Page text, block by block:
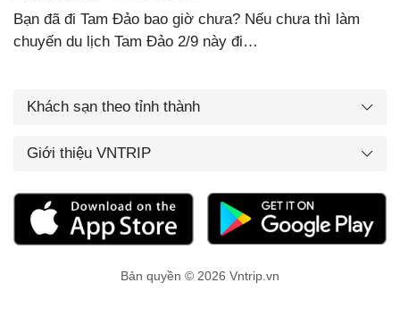
Bạn đã đi Tam Đảo bao giờ chưa? Nếu chưa thì làm
chuyến du lịch Tam Đảo 2/9 này đi…
Khách sạn theo tỉnh thành
Giới thiệu VNTRIP
Bản quyền © 2026 Vntrip.vn